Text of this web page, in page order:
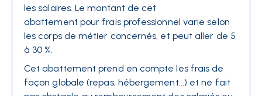
les salaires. Le montant de cet
abattement pour frais professionnel varie selon
les corps de métier concernés, et peut aller de 5
à 30 %.
Cet abattement prend en compte les frais de
façon globale (repas, hébergement...) et ne fait